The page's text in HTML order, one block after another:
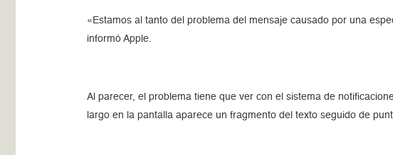
«Estamos al tanto del problema del mensaje causado por una
informó Apple.
Al parecer, el problema tiene que ver con el sistema de
largo en la pantalla aparece un fragmento del texto seguido de